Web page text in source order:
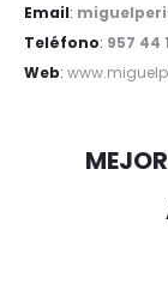
Email:
Teléfono: 957 44
Web: